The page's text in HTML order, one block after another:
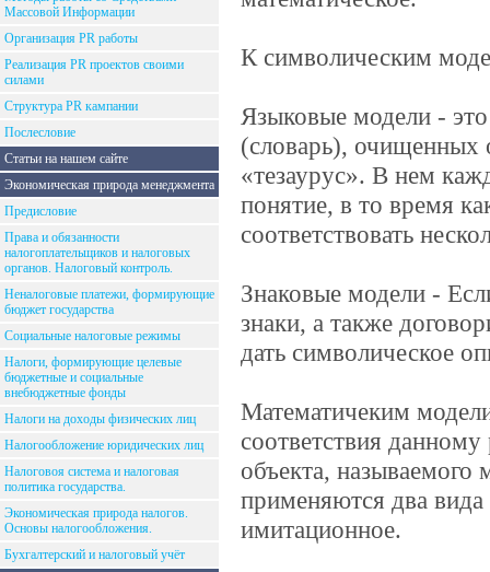
Массовой Информации
Организация PR работы
Реализация PR проектов своими
силами
Структура PR кампании
Послесловие
Статьи на нашем сайте
Экономическая природа менеджмента
Предисловие
Права и обязанности
налогоплательщиков и налоговых
органов. Налоговый контроль.
Неналоговые платежи, формирующие
бюджет государства
Социальные налоговые режимы
Налоги, формирующие целевые
бюджетные и социальные
внебюджетные фонды
Налоги на доходы физических лиц
Налогообложение юридических лиц
Налоговоя система и налоговая
политика государства.
Экономическая природа налогов.
Основы налогообложения.
Бухгалтерский и налоговый учёт
К символическим
Языковые модели -
(словарь), очищенных
«тезаурус». В нем
понятие, в то время
соответствовать
Знаковые модели -
знаки, а также
дать символическое
Математичеким
соответствия
объекта,
применяются два вида
имитационное.